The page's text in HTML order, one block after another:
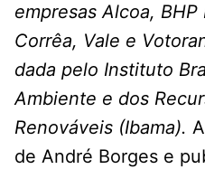
empresas Alcoa,
Corrêa, Vale e
dada pelo Instituto
Ambiente e dos
Renováveis (Ibama).
de André Borges e